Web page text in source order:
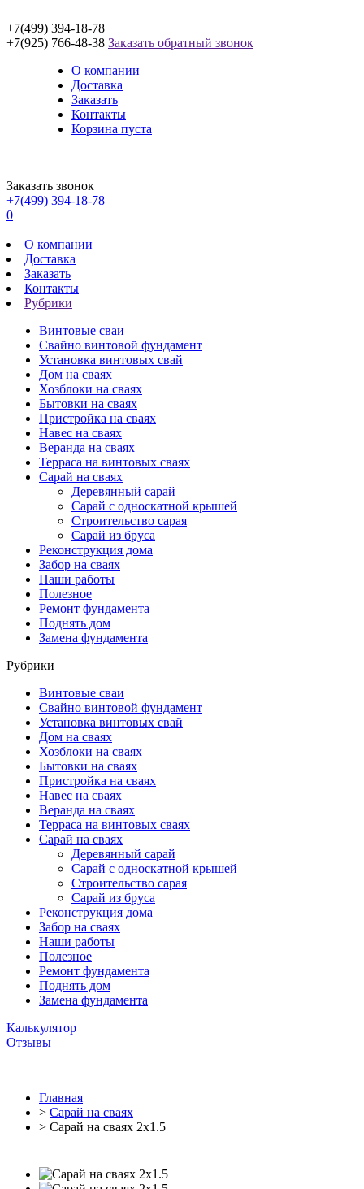
+7(499) 394-18-78
+7(925) 766-48-38 Заказать обратный звонок
О компании
Доставка
Заказать
Контакты
Корзина пуста
Заказать звонок
+7(499) 394-18-78
0
О компании
Доставка
Заказать
Контакты
Рубрики
Винтовые сваи
Свайно винтовой фундамент
Установка винтовых свай
Дом на сваях
Хозблоки на сваях
Бытовки на сваях
Пристройка на сваях
Навес на сваях
Веранда на сваях
Терраса на винтовых сваях
Cарай на сваях
Деревянный сарай
Сарай с односкатной крышей
Строительство сарая
Сарай из бруса
Реконструкция дома
Забор на сваях
Наши работы
Полезное
Ремонт фундамента
Поднять дом
Замена фундамента
Рубрики
Винтовые сваи
Свайно винтовой фундамент
Установка винтовых свай
Дом на сваях
Хозблоки на сваях
Бытовки на сваях
Пристройка на сваях
Навес на сваях
Веранда на сваях
Терраса на винтовых сваях
Cарай на сваях
Деревянный сарай
Сарай с односкатной крышей
Строительство сарая
Сарай из бруса
Реконструкция дома
Забор на сваях
Наши работы
Полезное
Ремонт фундамента
Поднять дом
Замена фундамента
Калькулятор
Отзывы
Главная
> Cарай на сваях
> Сарай на сваях 2х1.5